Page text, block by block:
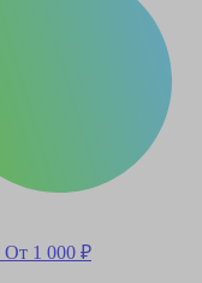
От 1 000 ₽